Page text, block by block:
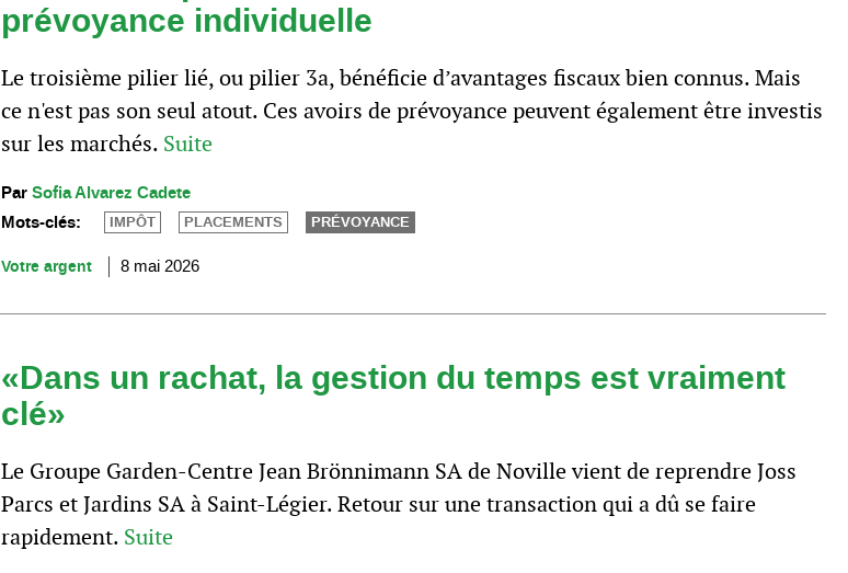
prévoyance individuelle
Le troisième pilier lié, ou pilier 3a, bénéficie d’avantages fiscaux bien connus. Mais
ce n'est pas son seul atout. Ces avoirs de prévoyance peuvent également être investis
sur les marchés. Suite
ParSofia Alvarez Cadete
Mots-clés:
IMPÔT PLACEMENTS PRÉVOYANCE
Votre argent 8 mai 2026
«Dans un rachat, la gestion du temps est vraiment
clé»
Le Groupe Garden-Centre Jean Brönnimann SA de Noville vient de reprendre Joss
Parcs et Jardins SA à Saint-Légier. Retour sur une transaction qui a dû se faire
rapidement. Suite